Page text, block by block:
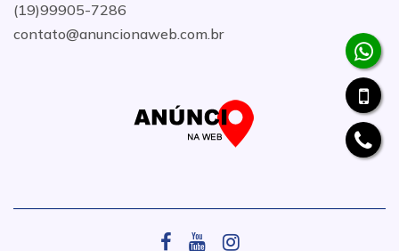
(19)99905-7286
contato@anuncionaweb.com.br